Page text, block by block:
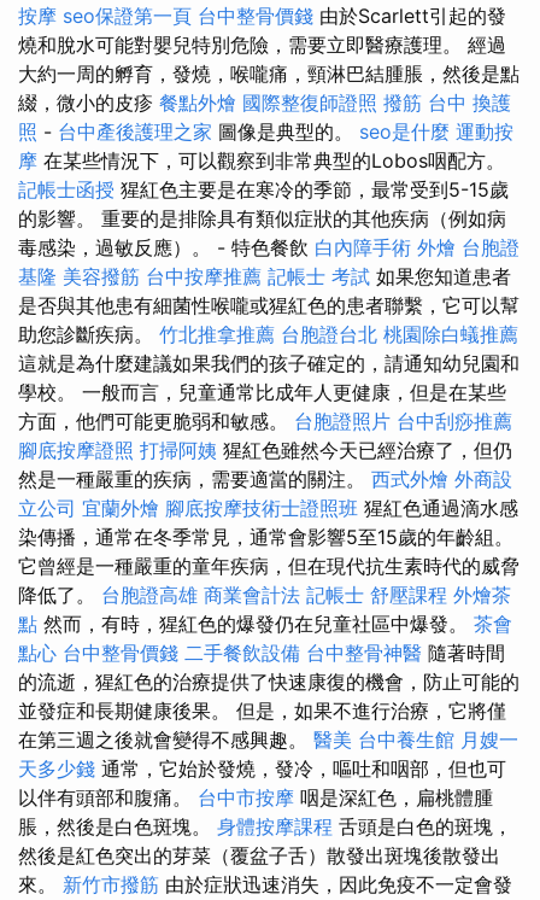
按摩 seo保證第一頁 台中整骨價錢 由於Scarlett引起的發
燒和脫水可能對嬰兒特別危險，需要立即醫療護理。 經過
大約一周的孵育，發燒，喉嚨痛，頸淋巴結腫脹，然後是點
綴，微小的皮疹 餐點外燴 國際整復師證照 撥筋 台中 換護
照 - 台中產後護理之家 圖像是典型的。 seo是什麼 運動按
摩 在某些情況下，可以觀察到非常典型的Lobos咽配方。
記帳士函授 猩紅色主要是在寒冷的季節，最常受到5-15歲
的影響。 重要的是排除具有類似症狀的其他疾病（例如病
毒感染，過敏反應）。 - 特色餐飲 白內障手術 外燴 台胞證
基隆 美容撥筋 台中按摩推薦 記帳士 考試 如果您知道患者
是否與其他患有細菌性喉嚨或猩紅色的患者聯繫，它可以幫
助您診斷疾病。 竹北推拿推薦 台胞證台北 桃園除白蟻推薦
這就是為什麼建議如果我們的孩子確定的，請通知幼兒園和
學校。 一般而言，兒童通常比成年人更健康，但是在某些
方面，他們可能更脆弱和敏感。 台胞證照片 台中刮痧推薦
腳底按摩證照 打掃阿姨 猩紅色雖然今天已經治療了，但仍
然是一種嚴重的疾病，需要適當的關注。 西式外燴 外商設
立公司 宜蘭外燴 腳底按摩技術士證照班 猩紅色通過滴水感
染傳播，通常在冬季常見，通常會影響5至15歲的年齡組。
它曾經是一種嚴重的童年疾病，但在現代抗生素時代的威脅
降低了。 台胞證高雄 商業會計法 記帳士 舒壓課程 外燴茶
點 然而，有時，猩紅色的爆發仍在兒童社區中爆發。 茶會
點心 台中整骨價錢 二手餐飲設備 台中整骨神醫 隨著時間
的流逝，猩紅色的治療提供了快速康復的機會，防止可能的
並發症和長期健康後果。 但是，如果不進行治療，它將僅
在第三週之後就會變得不感興趣。 醫美 台中養生館 月嫂一
天多少錢 通常，它始於發燒，發冷，嘔吐和咽部，但也可
以伴有頭部和腹痛。 台中市按摩 咽是深紅色，扁桃體腫
脹，然後是白色斑塊。 身體按摩課程 舌頭是白色的斑塊，
然後是紅色突出的芽菜（覆盆子舌）散發出斑塊後散發出
來。 新竹市撥筋 由於症狀迅速消失，因此免疫不一定會發